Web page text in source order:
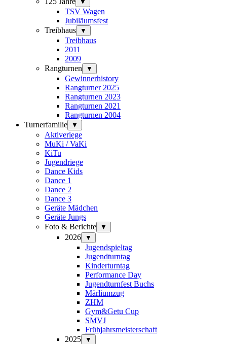
▼
TSV Wagen
Jubiläumsfest
Treibhaus
▼
Treibhaus
2011
2009
Rangturnen
▼
Gewinnerhistory
Rangturner 2025
Rangturnen 2023
Rangturnen 2021
Rangturnen 2004
Turnerfamilie
▼
Aktiveriege
MuKi / VaKi
KiTu
Jugendriege
Dance Kids
Dance 1
Dance 2
Dance 3
Geräte Mädchen
Geräte Jungs
Foto & Berichte
▼
2026 ▼
Jugendspieltag
Jugendturntag
Kinderturntag
Performance Day
Jugendturnfest Buchs
Märliumzug
ZHM
Gym&Getu Cup
SMVJ
Frühjahrsmeisterschaft
2025
▼